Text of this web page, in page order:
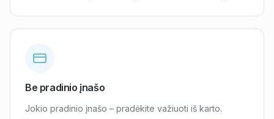
Be pradinio įnašo
Jokio pradinio įnašo – pradėkite važiuoti iš karto.